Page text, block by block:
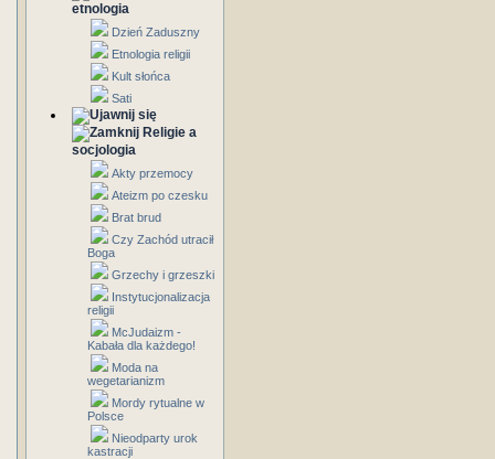
etnologia
Dzień Zaduszny
Etnologia religii
Kult słońca
Sati
Religie a
socjologia
Akty przemocy
Ateizm po czesku
Brat brud
Czy Zachód utracił
Boga
Grzechy i grzeszki
Instytucjonalizacja
religii
McJudaizm -
Kabała dla każdego!
Moda na
wegetarianizm
Mordy rytualne w
Polsce
Nieodparty urok
kastracji